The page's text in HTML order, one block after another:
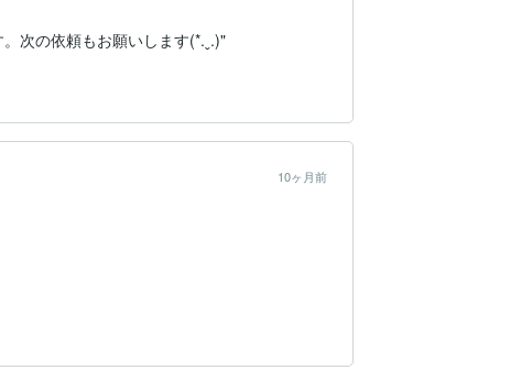
次の依頼もお願いします(*.ˬ.)"
10ヶ月前